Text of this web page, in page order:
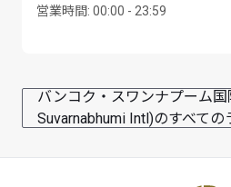
営業時間: 00:00 - 23:59
バンコク・スワンナプーム
Suvarnabhumi Intl)のすべて